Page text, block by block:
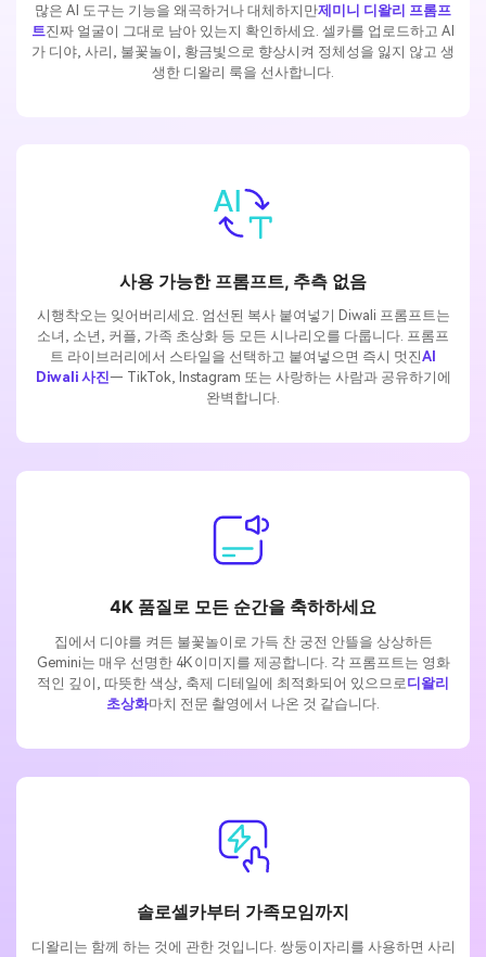
많은 AI 도구는 기능을 왜곡하거나 대체하지만제미니 디왈리 프롬프
트진짜 얼굴이 그대로 남아 있는지 확인하세요. 셀카를 업로드하고 AI
가 디야, 사리, 불꽃놀이, 황금빛으로 향상시켜 정체성을 잃지 않고 생
생한 디왈리 룩을 선사합니다.
사용 가능한 프롬프트, 추측 없음
시행착오는 잊어버리세요. 엄선된 복사 붙여넣기 Diwali 프롬프트는
소녀, 소년, 커플, 가족 초상화 등 모든 시나리오를 다룹니다. 프롬프
트 라이브러리에서 스타일을 선택하고 붙여넣으면 즉시 멋진AI
Diwali 사진— TikTok, Instagram 또는 사랑하는 사람과 공유하기에
완벽합니다.
4K 품질로 모든 순간을 축하하세요
집에서 디야를 켜든 불꽃놀이로 가득 찬 궁전 안뜰을 상상하든
Gemini는 매우 선명한 4K 이미지를 제공합니다. 각 프롬프트는 영화
적인 깊이, 따뜻한 색상, 축제 디테일에 최적화되어 있으므로디왈리
초상화마치 전문 촬영에서 나온 것 같습니다.
솔로셀카부터 가족모임까지
디왈리는 함께 하는 것에 관한 것입니다. 쌍둥이자리를 사용하면 사리